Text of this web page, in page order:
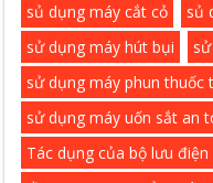
sủ dụng máy cắt cỏ
sủ
sử dụng máy hút bụi
sử dụng máy phun thuốc
sử dụng máy uốn sắt an
Tác dụng của bộ lưu điện